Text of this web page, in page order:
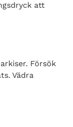
att
Försök
Vädra